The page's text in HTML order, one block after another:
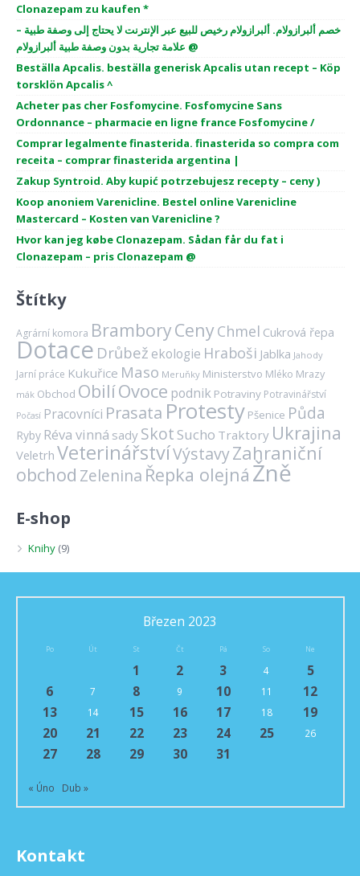
Clonazepam zu kaufen *
خصم ألبرازولام. ألبرازولام رخيص للبيع عبر الإنترنت لا يحتاج إلى وصفة طبية –
علامة تجارية بدون وصفة طبية ألبرازولام @
Beställa Apcalis. beställa generisk Apcalis utan recept – Köp
torsklön Apcalis ^
Acheter pas cher Fosfomycine. Fosfomycine Sans
Ordonnance – pharmacie en ligne france Fosfomycine /
Comprar legalmente finasterida. finasterida so compra com
receita – comprar finasterida argentina |
Zakup Syntroid. Aby kupić potrzebujesz recepty – ceny )
Koop anoniem Varenicline. Bestel online Varenicline
Mastercard – Kosten van Varenicline ?
Hvor kan jeg købe Clonazepam. Sådan får du fat i
Clonazepam – pris Clonazepam @
Štítky
Agrární komora BramboryCenyChmel Cukrová řepa
Dotace Drůbež ekologie Hraboši Jablka Jahody
Jarní práce Kukuřice Maso Meruňky Ministerstvo Mléko Mrazy
mák Obchod ObilíOvoce podnik Potraviny Potravinářství
Počasí Pracovníci Prasata Protesty Pšenice Půda
Ryby Réva vinná sady Skot Sucho Traktory Ukrajina
Veletrh VeterinářstvíVýstavyZahraniční
obchod Zelenina Řepka olejná Žně
E-shop
Knihy (9)
Březen 2023
Po Út St Čt Pá So Ne
1 2 3 4
5
6
7 8 9 10 11
12
13
14 15 16 17 18
19
20
21 22 23 24 25 26
27 28 29 30 31
« Úno Dub »
Kontakt